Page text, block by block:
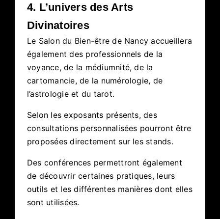
4. L’univers des Arts
Divinatoires
Le Salon du Bien-être de Nancy accueillera
également des professionnels de la
voyance, de la médiumnité, de la
cartomancie, de la numérologie, de
l’astrologie et du tarot.
Selon les exposants présents, des
consultations personnalisées pourront être
proposées directement sur les stands.
Des conférences permettront également
de découvrir certaines pratiques, leurs
outils et les différentes manières dont elles
sont utilisées.